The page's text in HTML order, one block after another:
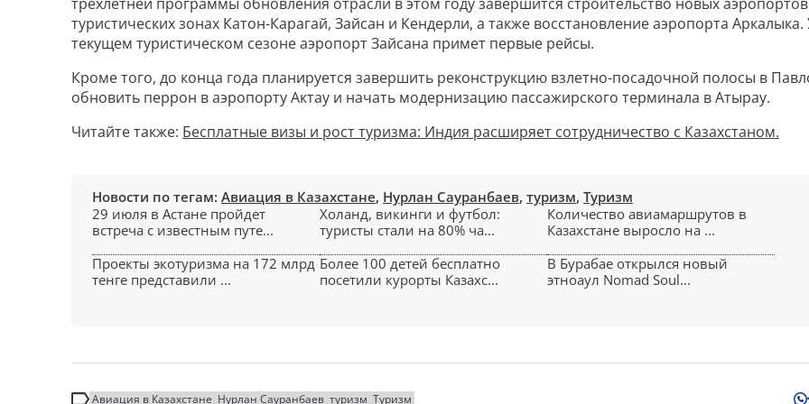
туристических зонах Катон-Карагай, Зайсан и Кендерли, а также восстановление аэропорта
текущем туристическом сезоне аэропорт Зайсана примет первые рейсы.
Кроме того, до конца года планируется завершить реконструкцию взлетно-посадочной полосы в
обновить перрон в аэропорту Актау и начать модернизацию пассажирского терминала в Атырау.
Читайте также: Бесплатные визы и рост туризма: Индия расширяет сотрудничество с Казахстаном.
Новости по тегам: Авиация в Казахстане, Нурлан Сауранбаев, туризм, Туризм
29 июля в Астане пройдет
встреча с известным путе...
Холанд, викинги и футбол:
туристы стали на 80% ча...
Количество авиамаршрутов в
Казахстане выросло на ...
Проекты экотуризма на 172 млрд
тенге представили ...
Более 100 детей бесплатно
посетили курорты Казахс...
В Бурабае открылся новый
этноаул Nomad Soul...
Авиация в Казахстане Нурлан Сауранбаев туризм Туризм